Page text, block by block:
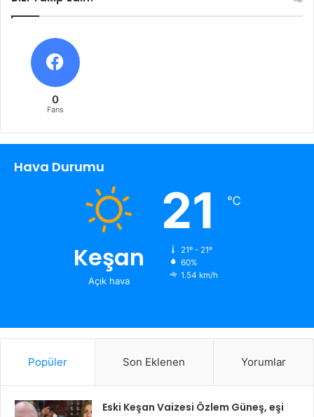
0
Fans
Hava Durumu
Keşan
Açık hava
21 ℃
21º - 21º
60%
1.54 km/h
Popüler Son Eklenen Yorumlar
Eski Keşan Vaizesi Özlem Güneş, eşi